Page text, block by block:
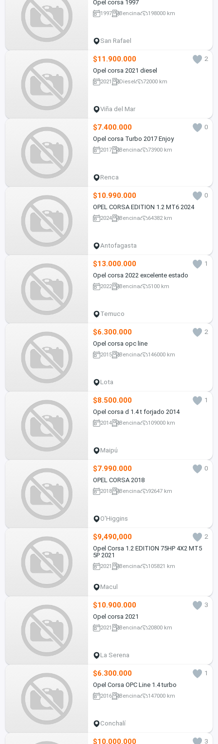
Opel corsa 1997
1997 Bencina 198000 km
San Rafael
$11.900.000
2
Opel corsa 2021 diesel
2021 Diesel 72000 km
Viña del Mar
$7.400.000
0
Opel corsa Turbo 2017 Enjoy
2017 Bencina 73900 km
Renca
$10.990.000
0
OPEL CORSA EDITION 1.2 MT6 2024
2024 Bencina 64382 km
Antofagasta
$13.000.000
1
Opel corsa 2022 excelente estado
2022 Bencina 5100 km
Temuco
$6.300.000
2
Opel corsa opc line
2015 Bencina 146000 km
Lota
$8.500.000
1
Opel corsa d 1.4 t forjado 2014
2014 Bencina 109000 km
Maipú
$7.990.000
0
OPEL CORSA 2018
2018 Bencina 92647 km
O'Higgins
$9,490,000
2
Opel Corsa 1.2 EDITION 75HP 4X2 MT5
5P 2021
2021 Bencina 105821 km
Macul
$10.900.000
3
Opel corsa 2021
2021 Bencina 20800 km
La Serena
$6.300.000
1
Opel Corsa OPC Line 1.4 turbo
2016 Bencina 147000 km
Conchalí
$10.000.000
3